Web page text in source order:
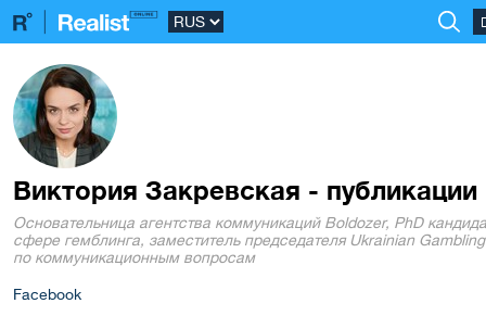
Виктория Закревская - публикации
Основательница агентства коммуникаций Boldozer, PhD
сфере гемблинга, заместитель председателя Ukrainian
по коммуникационным вопросам
Facebook